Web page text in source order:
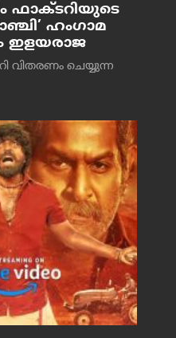
ഫാക്ടറിയുടെ
ഹംഗാമ
ഇളയരാജ
വിതരണം ചെയ്യുന്ന